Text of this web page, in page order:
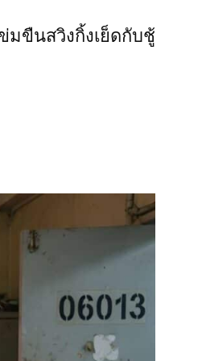
มขืนสวิงกิ้งเย็ดกับชู้